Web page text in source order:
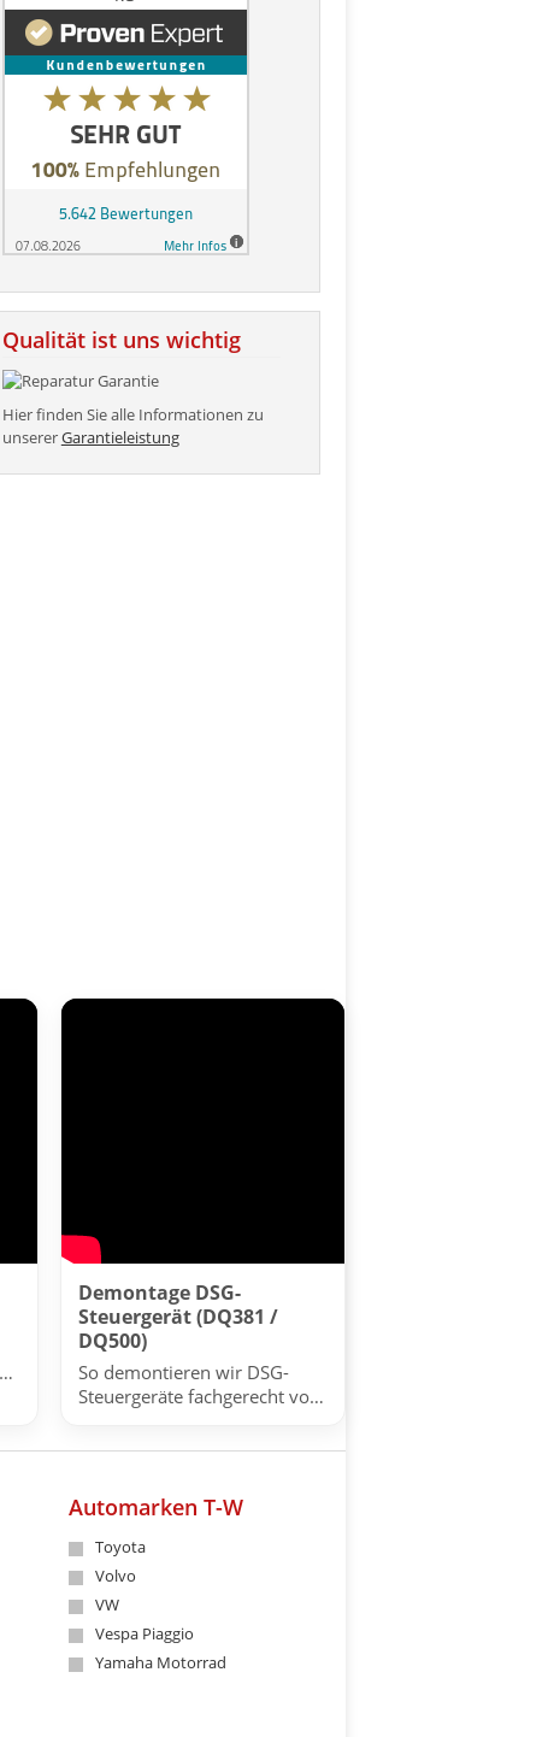
Qualität ist uns wichtig
Hier finden Sie alle Informationen zu
unsererGarantieleistung
Demontage DSG-
Steuergerät (DQ381 /
DQ500)
So demontieren wir DSG-
Steuergeräte fachgerecht vor
Automarken T-W
Toyota
Volvo
VW
Vespa Piaggio
Yamaha Motorrad